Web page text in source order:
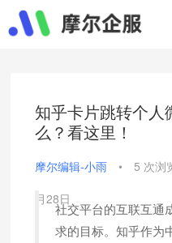
知乎卡片跳转个
么？看这里！
摩尔编辑-小雨 • 5 次浏
月28日
社交平台的互联互通
求的目标。知乎作为